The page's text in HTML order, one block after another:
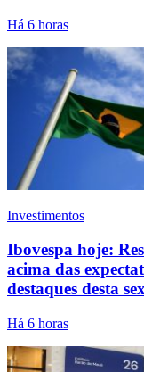
Há 6 horas
Investimentos
Ibovespa hoje:
acima das
destaques desta
Há 6 horas